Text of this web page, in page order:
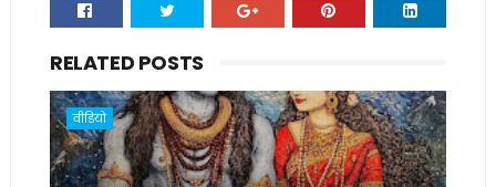
RELATED POSTS
वीडियो